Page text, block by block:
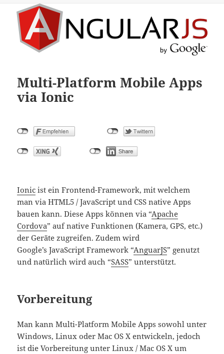
Multi-Platform Mobile Apps
via Ionic
Ionic ist ein Frontend-Framework, mit welchem
man via HTML5 / JavaScript und CSS native Apps
bauen kann. Diese Apps können via “Apache
Cordova” auf native Funktionen (Kamera, GPS, etc.)
der Geräte zugreifen. Zudem wird
Google’s JavaScript Framework “AnguarJS” genutzt
und natürlich wird auch “SASS” unterstützt.
Vorbereitung
Man kann Multi-Platform Mobile Apps sowohl unter
Windows, Linux oder Mac OS X entwickeln, jedoch
ist die Vorbereitung unter Linux / Mac OS X um